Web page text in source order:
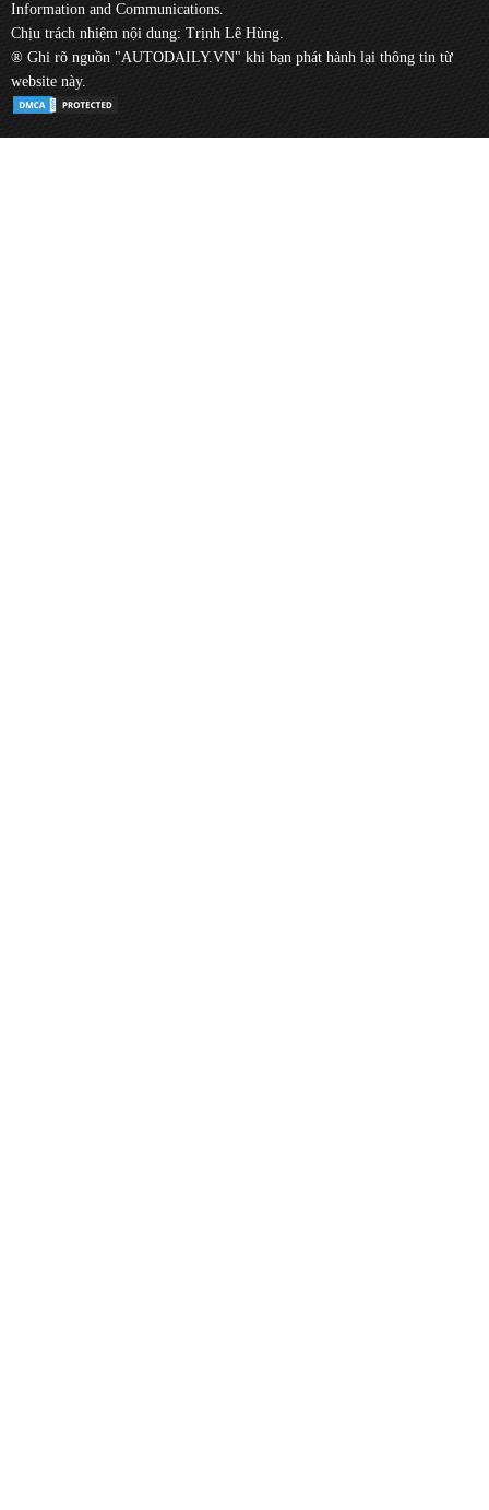
Information and Communications.
Chịu trách nhiệm nội dung: Trịnh Lê Hùng.
® Ghi rõ nguồn "AUTODAILY.VN" khi bạn phát hành lại thông tin từ
website này.